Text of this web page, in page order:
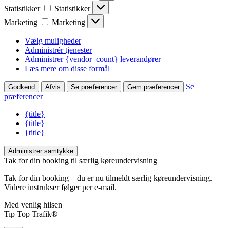
Statistikker
Statistikker
Marketing
Marketing
Vælg muligheder
Administrér tjenester
Administrer {vendor_count} leverandører
Læs mere om disse formål
Godkend Afvis Se præferencer Gem præferencer
Se
præferencer
{title}
{title}
{title}
Administrer samtykke
Tak for din booking til særlig køreundervisning
Tak for din booking – du er nu tilmeldt særlig køreundervisning.
Videre instrukser følger per e-mail.
Med venlig hilsen
Tip Top Trafik®